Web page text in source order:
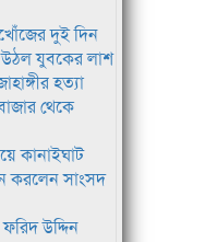
দুই দিন
যুবকের লাশ
হত্যা
থেকে
কানাইঘাট
করলেন সাংসদ
উদ্দিন